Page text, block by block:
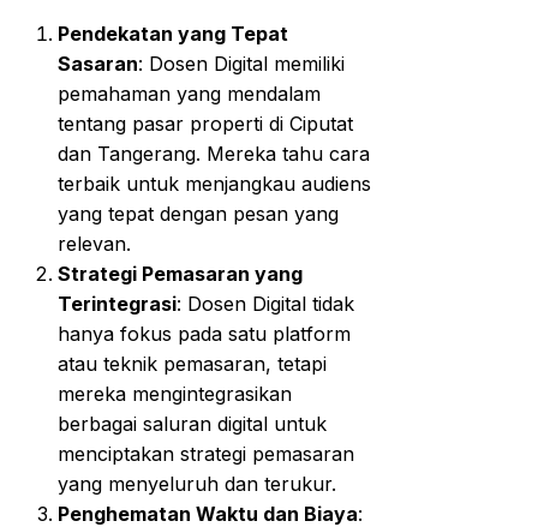
Pendekatan yang Tepat
Sasaran: Dosen Digital memiliki
pemahaman yang mendalam
tentang pasar properti di Ciputat
dan Tangerang. Mereka tahu cara
terbaik untuk menjangkau audiens
yang tepat dengan pesan yang
relevan.
Strategi Pemasaran yang
Terintegrasi: Dosen Digital tidak
hanya fokus pada satu platform
atau teknik pemasaran, tetapi
mereka mengintegrasikan
berbagai saluran digital untuk
menciptakan strategi pemasaran
yang menyeluruh dan terukur.
Penghematan Waktu dan Biaya: